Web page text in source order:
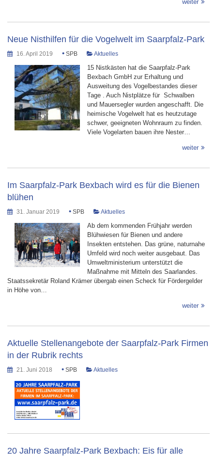
weiter
Neue Nisthilfen für die Vogelwelt im Saarpfalz-Park
16. April 2019 • SPB Aktuelles
15 Nistkästen hat die Saarpfalz-Park
Bexbach GmbH zur Erhaltung und
Ausweitung des Vogelbestandes dieser
Tage . Auch Nistplätze für Schwalben
und Mauersegler wurden angeschafft. Die
heimische Vogelwelt hat es heutzutage
schwer, geeigneten Wohnraum zu finden.
Viele Vogelarten bauen ihre Nester…
weiter
Im Saarpfalz-Park Bexbach wird es für die Bienen
blühen
31. Januar 2019 • SPB Aktuelles
Ab dem kommenden Frühjahr werden
Blühwiesen für Bienen und andere
Insekten entstehen. Das grüne, naturnahe
Umfeld wird noch weiter ausgebaut. Das
Umweltministerium unterstützt die
Maßnahme mit Mitteln des Saarlandes.
Staatssekretär Roland Krämer übergab einen Scheck für Fördergelder
in Höhe von…
weiter
Aktuelle Stellenangebote der Saarpfalz-Park Firmen
in der Rubrik rechts
21. Juni 2018 • SPB Aktuelles
20 Jahre Saarpfalz-Park Bexbach: Eis für alle